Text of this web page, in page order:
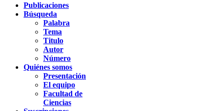
Publicaciones
Búsqueda
Palabra
Tema
Titulo
Autor
Número
Quiénes somos
Presentación
El equipo
Facultad de
Ciencias